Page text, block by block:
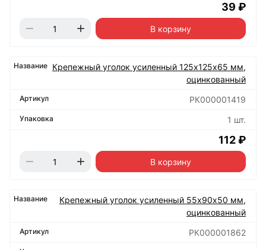
39 ₽
В корзину
Крепежный уголок усиленный 125х125х65 мм,
оцинкованный
РК000001419
1 шт.
112 ₽
В корзину
Крепежный уголок усиленный 55х90х50 мм,
оцинкованный
РК000001862